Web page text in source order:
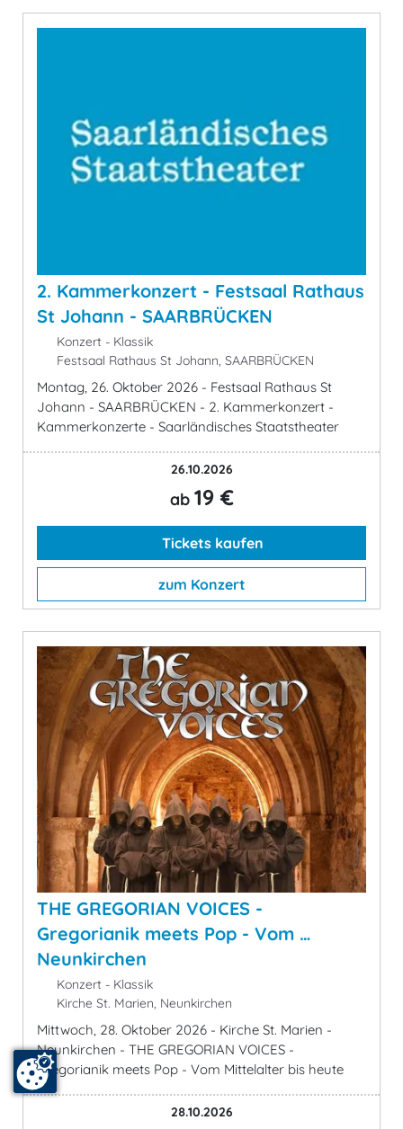
2. Kammerkonzert - Festsaal Rathaus
St Johann - SAARBRÜCKEN
Konzert - Klassik
Festsaal Rathaus St Johann, SAARBRÜCKEN
Montag, 26. Oktober 2026 - Festsaal Rathaus St
Johann - SAARBRÜCKEN - 2. Kammerkonzert -
Kammerkonzerte - Saarländisches Staatstheater
26.10.2026
ab 19 €
Tickets kaufen
zum Konzert
THE GREGORIAN VOICES -
Gregorianik meets Pop - Vom …
Neunkirchen
Konzert - Klassik
Kirche St. Marien, Neunkirchen
Mittwoch, 28. Oktober 2026 - Kirche St. Marien -
Neunkirchen - THE GREGORIAN VOICES -
Gregorianik meets Pop - Vom Mittelalter bis heute
28.10.2026